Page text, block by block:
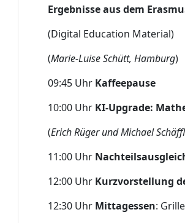
Ergebnisse aus dem
(Digital Education Material)
(Marie-Luise Schütt, Hamburg)
09:45 Uhr Kaffeepause
10:00 Uhr KI-Upgrade:
(Erich Rüger und Michael
11:00 Uhr
12:00 Uhr Kurzvorstellung
12:30 Uhr Mittagessen: